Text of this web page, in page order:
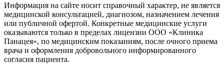
Информация на сайте носит справочный характер, не является
медицинской консультацией, диагнозом, назначением лечения
или публичной офертой. Конкретные медицинские услуги
оказываются только в пределах лицензии ООО «Клиника
Панацея», по медицинским показаниям, после очного приема
врача и оформления добровольного информированного
согласия пациента.